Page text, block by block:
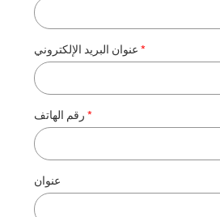
عنوان البريد الإلكتروني
رقم الهاتف
عنوان